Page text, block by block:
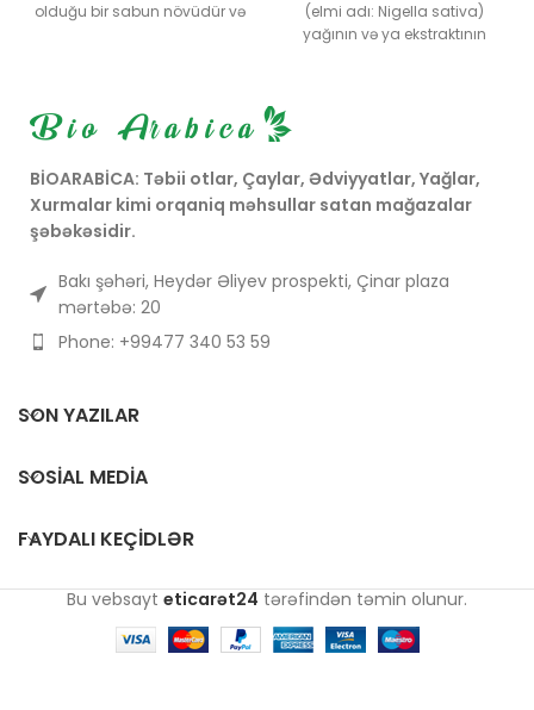
olduğu bir sabun növüdür və
(elmi adı: Nigella sativa)
yağının və ya ekstraktının
məhsul təqdim edir.
BİOARABİCA: Təbii otlar, Çaylar, Ədviyyatlar, Yağlar,
Xurmalar kimi orqaniq məhsullar satan mağazalar
şəbəkəsidir.
Bakı şəhəri, Heydər Əliyev prospekti, Çinar plaza
mərtəbə: 20
Phone: +99477 340 53 59
SON YAZILAR
SOSIAL MEDIA
FAYDALI KEÇIDLƏR
Bu vebsayt eticarət24 tərəfindən təmin olunur.